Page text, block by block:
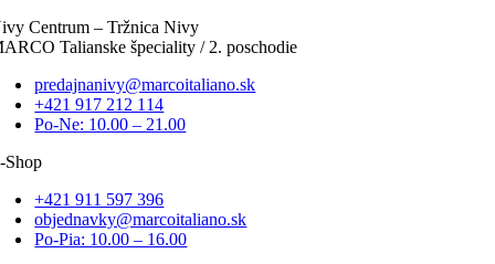
Centrum – Tržnica Nivy
Talianske špeciality / 2. poschodie
predajnanivy@marcoitaliano.sk
+421 917 212 114
Po-Ne: 10.00 – 21.00
Shop
+421 911 597 396
objednavky@marcoitaliano.sk
Po-Pia: 10.00 – 16.00